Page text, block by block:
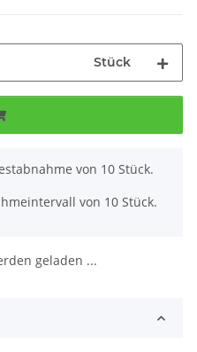
Stück
von 10 Stück.
von 10 Stück.
geladen ...